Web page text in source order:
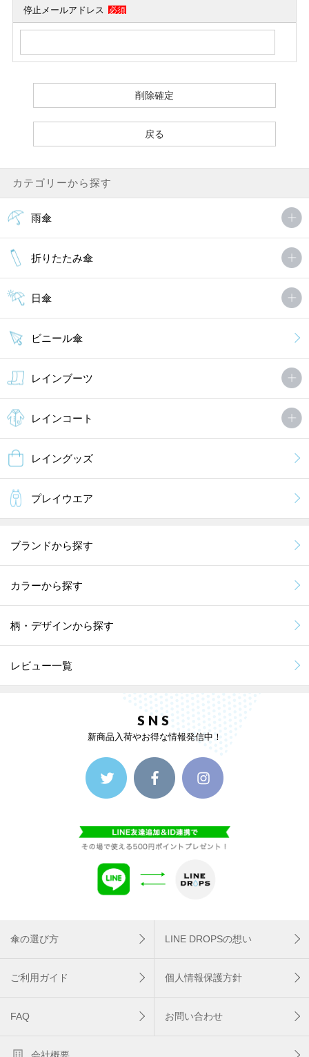
停止メールアドレス 必須
カテゴリーから探す
雨傘
折りたたみ傘
日傘
ビニール傘
レインブーツ
レインコート
レイングッズ
プレイウエア
ブランドから探す
カラーから探す
柄・デザインから探す
レビュー一覧
SNS
新商品入荷やお得な情報発信中！
傘の選び方 LINE DROPSの想い
ご利用ガイド 個人情報保護方針
FAQ お問い合わせ
会社概要